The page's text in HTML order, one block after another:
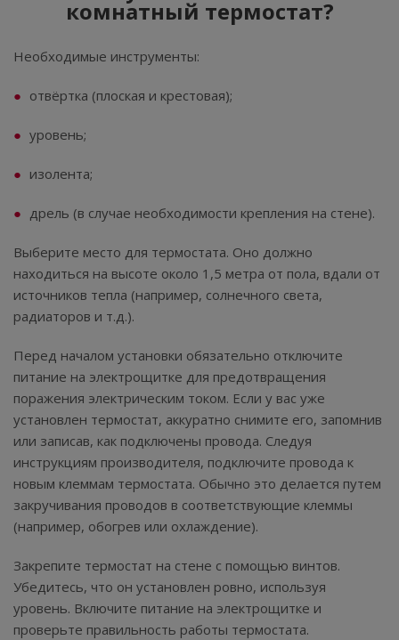
комнатный термостат?
Необходимые инструменты:
отвёртка (плоская и крестовая);
уровень;
изолента;
дрель (в случае необходимости крепления на стене).
Выберите место для термостата. Оно должно
находиться на высоте около 1,5 метра от пола, вдали от
источников тепла (например, солнечного света,
радиаторов и т.д.).
Перед началом установки обязательно отключите
питание на электрощитке для предотвращения
поражения электрическим током. Если у вас уже
установлен термостат, аккуратно снимите его, запомнив
или записав, как подключены провода. Следуя
инструкциям производителя, подключите провода к
новым клеммам термостата. Обычно это делается путем
закручивания проводов в соответствующие клеммы
(например, обогрев или охлаждение).
Закрепите термостат на стене с помощью винтов.
Убедитесь, что он установлен ровно, используя
уровень. Включите питание на электрощитке и
проверьте правильность работы термостата.